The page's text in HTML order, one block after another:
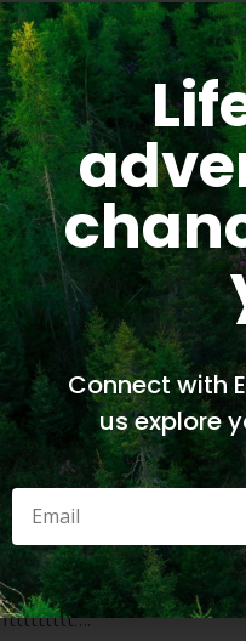
dubbele hypnosesessie
aangereikt om heel
echt, het lukte me daarna
en een prachtig kado
voor elkaar krijgt, met
dankbaar dat ik bij
en wat er
Connect with
us explore